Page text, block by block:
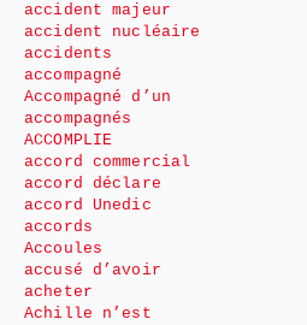
accident majeur
accident nucléaire
accidents
accompagné
Accompagné d’un
accompagnés
ACCOMPLIE
accord commercial
accord déclare
accord Unedic
accords
Accoules
accusé d’avoir
acheter
Achille n’est